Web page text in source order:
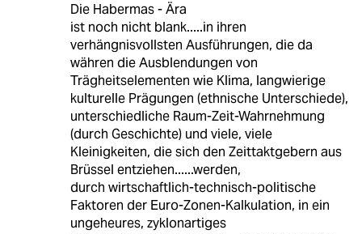
Die Habermas - Ära
ist noch nicht blank.....in ihren
verhängnisvollsten Ausführungen, die da
währen die Ausblendungen von
Trägheitselementen wie Klima, langwierige
kulturelle Prägungen (ethnische Unterschiede),
unterschiedliche Raum-Zeit-Wahrnehmung
(durch Geschichte) und viele, viele
Kleinigkeiten, die sich den Zeittaktgebern aus
Brüssel entziehen......werden,
durch wirtschaftlich-technisch-politische
Faktoren der Euro-Zonen-Kalkulation, in ein
ungeheures, zyklonartiges